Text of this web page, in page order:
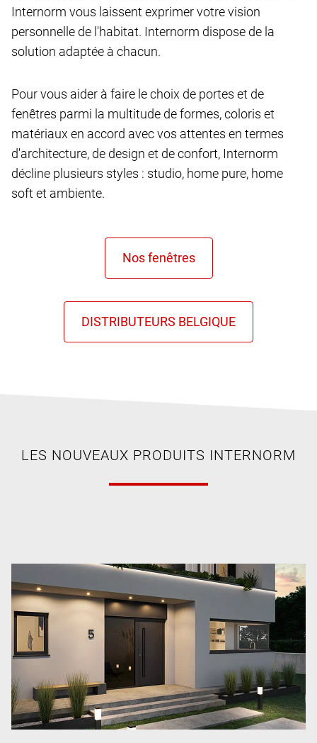
Internorm vous laissent exprimer votre vision
personnelle de l'habitat. Internorm dispose de la
solution adaptée à chacun.
Pour vous aider à faire le choix de portes et de
fenêtres parmi la multitude de formes, coloris et
matériaux en accord avec vos attentes en termes
d'architecture, de design et de confort, Internorm
décline plusieurs styles : studio, home pure, home
soft et ambiente.
LES NOUVEAUX PRODUITS INTERNORM